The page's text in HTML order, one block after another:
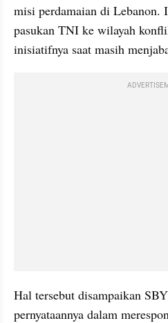
misi perdamaian di Lebanon.
pasukan TNI ke wilayah
inisiatifnya saat masih
Hal tersebut disampaikan
pernyataannya dalam